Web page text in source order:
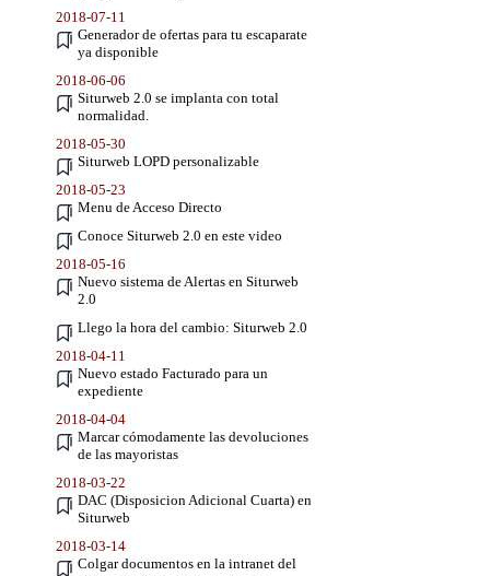
2018-07-11
Generador de ofertas para tu escaparate
ya disponible
2018-06-06
Siturweb 2.0 se implanta con total
normalidad.
2018-05-30
Siturweb LOPD personalizable
2018-05-23
Menu de Acceso Directo
Conoce Siturweb 2.0 en este video
2018-05-16
Nuevo sistema de Alertas en Siturweb
2.0
Llego la hora del cambio: Siturweb 2.0
2018-04-11
Nuevo estado Facturado para un
expediente
2018-04-04
Marcar cómodamente las devoluciones
de las mayoristas
2018-03-22
DAC (Disposicion Adicional Cuarta) en
Siturweb
2018-03-14
Colgar documentos en la intranet del